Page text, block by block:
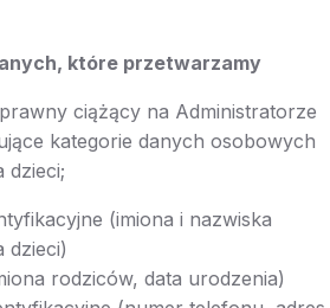
które przetwarzamy
ciążący na Administratorze
kategorie danych osobowych
dzieci;
(imiona i nazwiska
dzieci)
rodziców, data urodzenia)